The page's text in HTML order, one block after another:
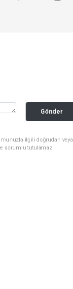
Gönder
ilgili doğrudan veya
sorumlu tutulamaz.